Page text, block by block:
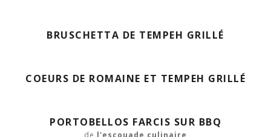
BRUSCHETTA DE TEMPEH GRILLÉ
COEURS DE ROMAINE ET TEMPEH GRILLÉ
PORTOBELLOS FARCIS SUR BBQ
de l'escouade culinaire